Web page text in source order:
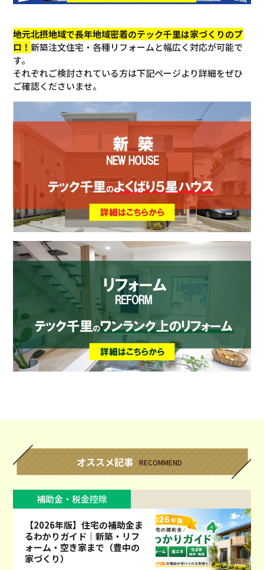
地元北摂地域で長年地域密着のテック千里は家づくりのプ
ロ！新築注文住宅・各種リフォームと幅広く対応が可能で
す。
それぞれご検討されている方は下記ページより詳細をぜひ
ご確認くださいませ。
オススメ記事 RECOMMEND
補助金・税金控除
【2026年版】住宅の補助金ま
るわかりガイド｜新築・リフ
ォーム・空き家まで（豊中の
家づくり）